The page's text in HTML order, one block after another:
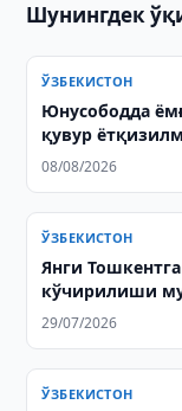
Шунингдек
ЎЗБЕКИСТОН
Юнусободда
қувур
08/08/2026
ЎЗБЕКИСТОН
Янги
кўчирилиши
29/07/2026
ЎЗБЕКИСТОН